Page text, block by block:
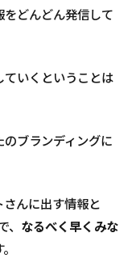
をどんどん発信して
いくということは
ブランディングに
んに出す情報と
なるべく早くみな